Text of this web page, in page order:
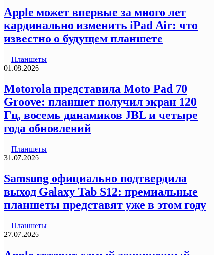
Apple может впервые за много лет
кардинально изменить iPad Air: что
известно о будущем планшете
Планшеты
01.08.2026
Motorola представила Moto Pad 70
Groove: планшет получил экран 120
Гц, восемь динамиков JBL и четыре
года обновлений
Планшеты
31.07.2026
Samsung официально подтвердила
выход Galaxy Tab S12: премиальные
планшеты представят уже в этом году
Планшеты
27.07.2026